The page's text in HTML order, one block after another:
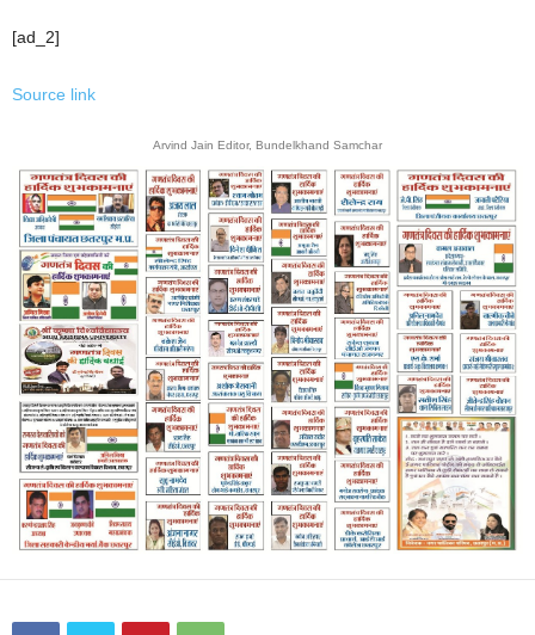
[ad_2]
Source link
Arvind Jain Editor, Bundelkhand Samchar